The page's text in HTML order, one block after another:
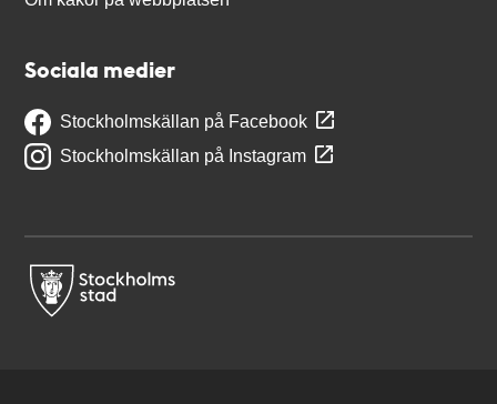
Sociala medier
Stockholmskällan på Facebook
Stockholmskällan på Instagram